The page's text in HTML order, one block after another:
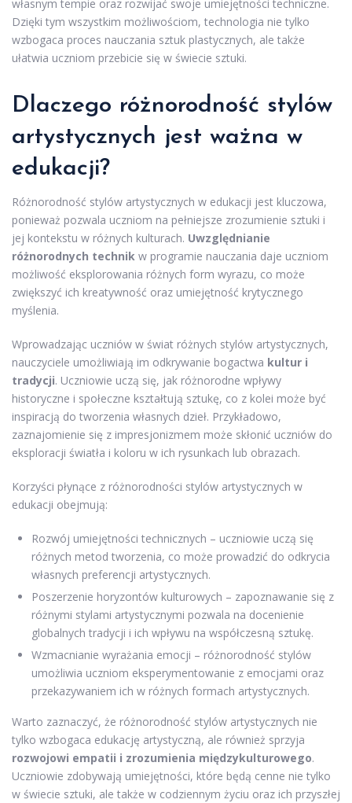
własnym tempie oraz rozwijać swoje umiejętności techniczne.
Dzięki tym wszystkim możliwościom, technologia nie tylko
wzbogaca proces nauczania sztuk plastycznych, ale także
ułatwia uczniom przebicie się w świecie sztuki.
Dlaczego różnorodność stylów
artystycznych jest ważna w
edukacji?
Różnorodność stylów artystycznych w edukacji jest kluczowa,
ponieważ pozwala uczniom na pełniejsze zrozumienie sztuki i
jej kontekstu w różnych kulturach. Uwzględnianie
różnorodnych technik w programie nauczania daje uczniom
możliwość eksplorowania różnych form wyrazu, co może
zwiększyć ich kreatywność oraz umiejętność krytycznego
myślenia.
Wprowadzając uczniów w świat różnych stylów artystycznych,
nauczyciele umożliwiają im odkrywanie bogactwa kultur i
tradycji. Uczniowie uczą się, jak różnorodne wpływy
historyczne i społeczne kształtują sztukę, co z kolei może być
inspiracją do tworzenia własnych dzieł. Przykładowo,
zaznajomienie się z impresjonizmem może skłonić uczniów do
eksploracji światła i koloru w ich rysunkach lub obrazach.
Korzyści płynące z różnorodności stylów artystycznych w
edukacji obejmują:
Rozwój umiejętności technicznych – uczniowie uczą się
różnych metod tworzenia, co może prowadzić do odkrycia
własnych preferencji artystycznych.
Poszerzenie horyzontów kulturowych – zapoznawanie się z
różnymi stylami artystycznymi pozwala na docenienie
globalnych tradycji i ich wpływu na współczesną sztukę.
Wzmacnianie wyrażania emocji – różnorodność stylów
umożliwia uczniom eksperymentowanie z emocjami oraz
przekazywaniem ich w różnych formach artystycznych.
Warto zaznaczyć, że różnorodność stylów artystycznych nie
tylko wzbogaca edukację artystyczną, ale również sprzyja
rozwojowi empatii i zrozumienia międzykulturowego.
Uczniowie zdobywają umiejętności, które będą cenne nie tylko
w świecie sztuki, ale także w codziennym życiu oraz ich przyszłej